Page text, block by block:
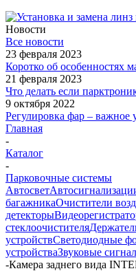
Новости
Все новости
23 февраля 2023
Коротко об особенностях
21 февраля 2023
Что делать если
9 октября 2022
Регулировка фар – важное
Главная
-
Каталог
-
Парковочные системы
Автосвет
багажникаОчистители
детекторы
стеклоочистителя
устройствСветодиодные
устройстваЗвуковые
-Камера заднего вида